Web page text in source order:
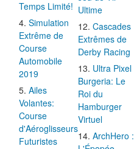
Temps Limité!
Simulation
Extrême de
Course
Automobile
2019
Ailes
Volantes:
Course
d'Aéroglisseurs
Futuristes
Ultime
Cascades
Extrêmes de
Derby Racing
Ultra Pixel
Burgeria: Le
Roi du
Hamburger
Virtuel
ArchHero :